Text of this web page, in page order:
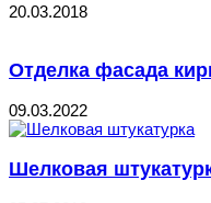
20.03.2018
Отделка фасада
09.03.2022
Шелковая